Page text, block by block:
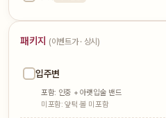
패키지 (이벤트가 · 상시)
입주변
포함: 인중 + 아랫입술 밴드
미포함: 앞턱·볼 미포함